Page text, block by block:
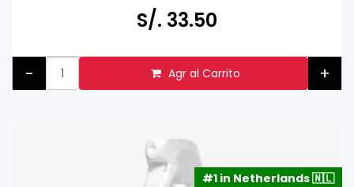
S/. 33.50
- Agr al Carrito +
#1 in Netherlands 🇳🇱